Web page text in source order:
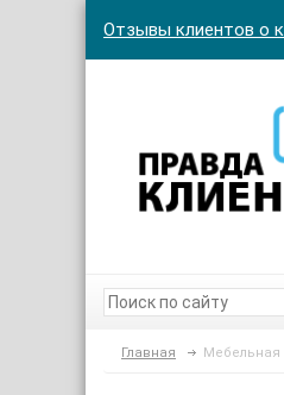
Отзывы клиентов о
Главная Мебельная